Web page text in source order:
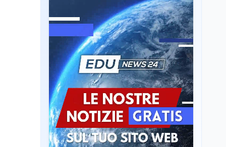
dei minatori morti a
Marcinelle nel 1956
Università8 ago
Università statali, il
Fondo ordinario 2026
sale a 9,415 miliardi, c'è
la firma della ministra
Bernini sul decreto
Tecnologia8 ago
Il cloaking selettivo di
Time: ads invisibili solo
per i chatbot AI
Mondo8 ago
A Nonthaburi il killer
14enne era bullizzato: la